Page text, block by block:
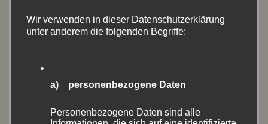
August 2022(14)
Mai 2022 (1)
April 2022(1)
Wir verwenden in dieser Datenschutzerklärung
unter anderem die folgenden Begriffe:
a) personenbezogene Daten
Personenbezogene Daten sind alle